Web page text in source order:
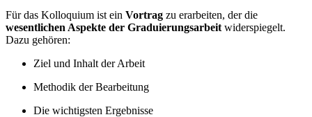
Für das Kolloquium ist ein Vortrag zu erarbeiten, der die
wesentlichen Aspekte der Graduierungsarbeit widerspiegelt.
Dazu gehören:
Ziel und Inhalt der Arbeit
Methodik der Bearbeitung
Die wichtigsten Ergebnisse